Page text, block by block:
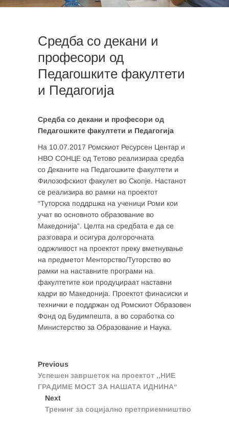
Средба со декани и
професори од
Педагошките факултети
и Педагогија
Средба со декани и професори од
Педагошките факултети и Педагогија
На 10.07.2017 Ромскиот Ресурсен Центар и
НВО СОНЦЕ од Тетово реализираа средба
со Деканите на Педагошките факултети и
Филозофскиот факулет во Скопје. Настанот
се реализира во рамки на проектот
“Туторска поддршка на ученици Роми кои
учат во основното образование во
Македонија”. Целта на средбата е да се
разговара и осигура долгорочната
одржливост на проектот преку вметнување
на предметот Менторство/Туторство во
рамки на наставните програми на
факултетите кои продуцираат наставни
кадри во Македонија. Проектот финасиски и
технички е поддржан од Ромскиот Образовен
Фонд од Будимпешта, а во соработка со
Министерство за Образование и Наука.
Post
navigation
PreviousPrevious
post:
Успешен завршеток на проектот ,,НИЕ
ГРАДИМЕ МОСТ ЗА НАШАТА ИДНИНА“
NextNext
post:
Тренинг за социјално претприемништво